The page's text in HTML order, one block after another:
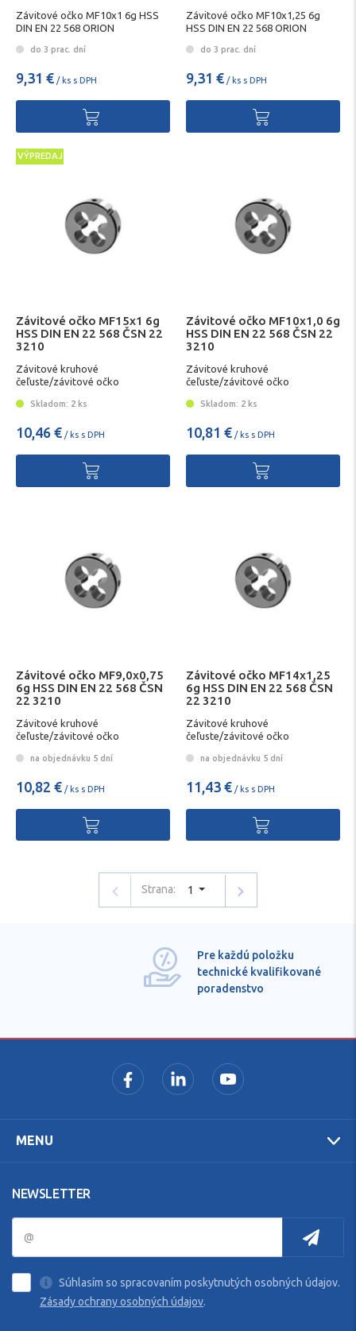
Závitové očko MF10x1 6g HSS
DIN EN 22 568 ORION
do 3 prac. dní
9,31 € / ks s DPH
Závitové očko MF10x1,25 6g
HSS DIN EN 22 568 ORION
do 3 prac. dní
9,31 € / ks s DPH
VÝPREDAJ
Závitové očko MF15x1 6g
HSS DIN EN 22 568 ČSN 22
3210
Závitové kruhové
čeľuste/závitové očko
Skladom: 2 ks
10,46 € / ks s DPH
Závitové očko MF10x1,0 6g
HSS DIN EN 22 568 ČSN 22
3210
Závitové kruhové
čeľuste/závitové očko
Skladom: 2 ks
10,81 € / ks s DPH
Závitové očko MF9,0x0,75
6g HSS DIN EN 22 568 ČSN
22 3210
Závitové kruhové
čeľuste/závitové očko
na objednávku 5 dní
10,82 € / ks s DPH
Závitové očko MF14x1,25
6g HSS DIN EN 22 568 ČSN
22 3210
Závitové kruhové
čeľuste/závitové očko
na objednávku 5 dní
11,43 € / ks s DPH
Strana: 1
Pre každú položku
technické kvalifikované
poradenstvo
MENU
NEWSLETTER
Súhlasím so spracovaním poskytnutých osobných údajov.
Zásady ochrany osobných údajov.